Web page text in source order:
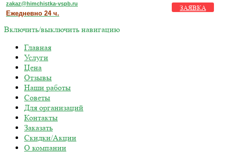
zakaz@himchistka-vspb.ru
Ежедневно 24 ч.
ЗАЯВКА
Включить/выключить навигацию
Главная
Услуги
Цена
Отзывы
Наши работы
Советы
Для организаций
Контакты
Заказать
Скидки/Акции
О компании